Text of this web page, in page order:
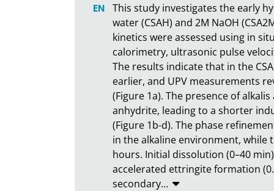
This study investigates the early
water (CSAH) and 2M NaOH
kinetics were assessed using in
calorimetry, ultrasonic pulse
The results indicate that in the
earlier, and UPV measurements
(Figure 1a). The presence of
anhydrite, leading to a shorter
(Figure 1b-d). The phase
in the alkaline environment,
hours. Initial dissolution (0–40
accelerated ettringite formation
secondary…